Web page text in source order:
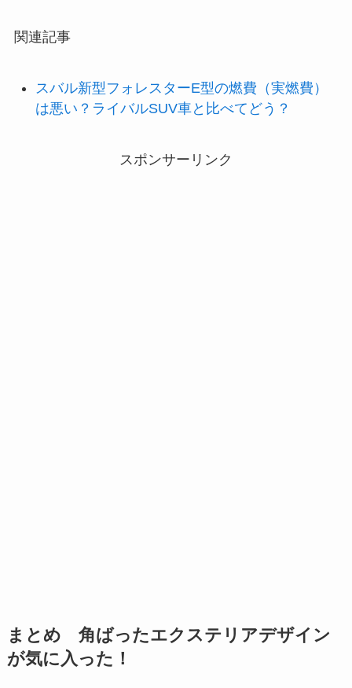
関連記事
スバル新型フォレスターE型の燃費（実燃費）
は悪い？ライバルSUV車と比べてどう？
スポンサーリンク
まとめ 角ばったエクステリアデザイン
が気に入った！